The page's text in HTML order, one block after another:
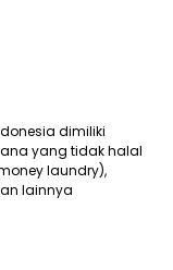
dimiliki
yang tidak halal
laundry),
lainnya